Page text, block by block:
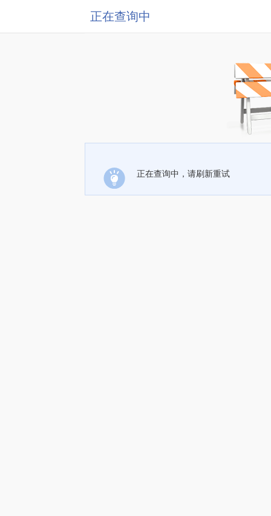
正在查询中
正在查询中，请刷新重试